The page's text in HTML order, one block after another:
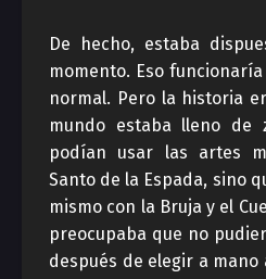
De hecho, estaba
momento. Eso
normal. Pero la historia
mundo estaba lleno de
podían usar las artes
Santo de la Espada, sino
mismo con la Bruja y el
preocupaba que no
después de elegir a